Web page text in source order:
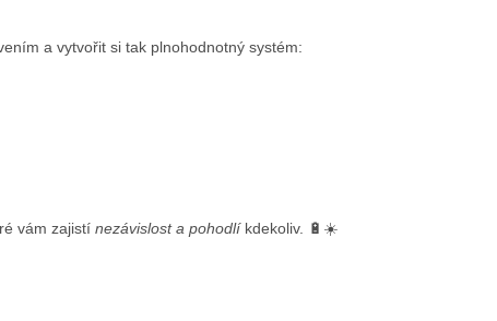
a vytvořit si tak plnohodnotný systém:
vám zajistí nezávislost a pohodlíkdekoliv. 🔋☀️